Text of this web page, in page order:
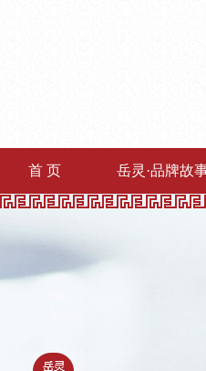
首 页 岳灵·品牌故